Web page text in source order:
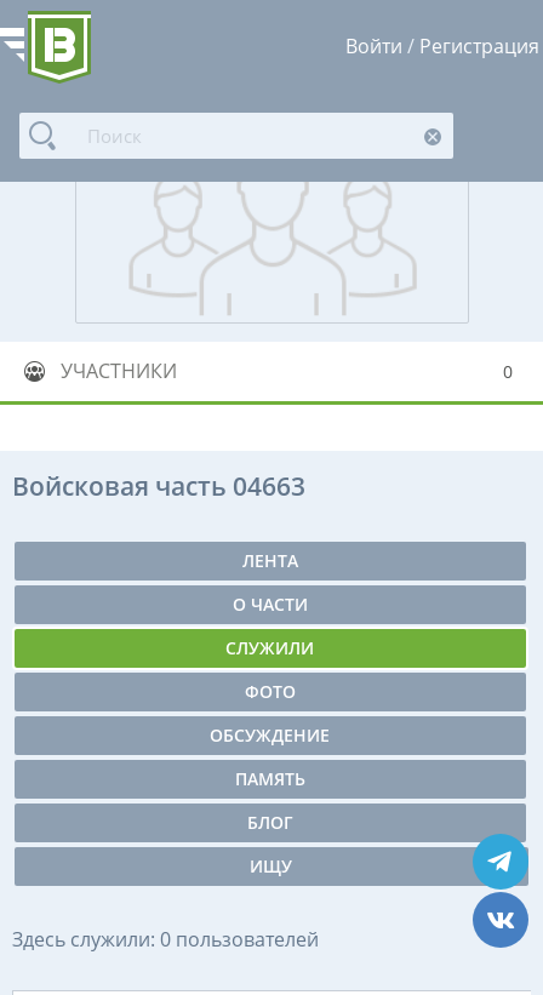
Войти / Регистрация
УЧАСТНИКИ 0
Войсковая часть 04663
ЛЕНТА
О ЧАСТИ
СЛУЖИЛИ
ФОТО
ОБСУЖДЕНИЕ
ПАМЯТЬ
БЛОГ
ИЩУ
Здесь служили: 0 пользователей